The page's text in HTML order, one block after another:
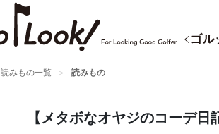
読みもの一覧 読みもの
【メタボなオヤジのコーデ